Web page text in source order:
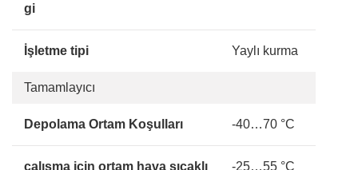
Tamamlayıcı
gi
İşletme tipi Yaylı kurma
Depolama Ortam Koşulları -40…70 °C
çalışma için ortam hava sıcaklı
-25…55 °C